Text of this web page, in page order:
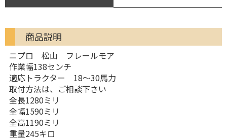
商品説明
ニプロ 松山 フレールモア
作業幅138センチ
適応トラクター 18〜30馬力
取付方法は、ご相談下さい
全長1280ミリ
全幅1590ミリ
全高1190ミリ
重量245キロ